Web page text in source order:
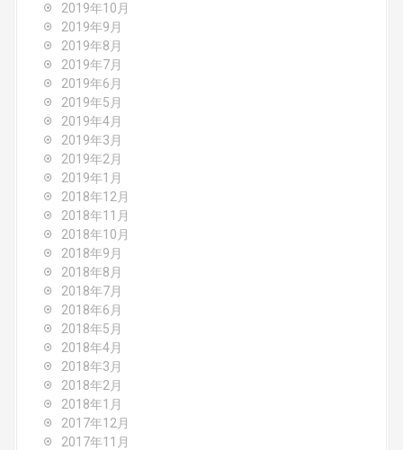
2019年10月
2019年9月
2019年8月
2019年7月
2019年6月
2019年5月
2019年4月
2019年3月
2019年2月
2019年1月
2018年12月
2018年11月
2018年10月
2018年9月
2018年8月
2018年7月
2018年6月
2018年5月
2018年4月
2018年3月
2018年2月
2018年1月
2017年12月
2017年11月